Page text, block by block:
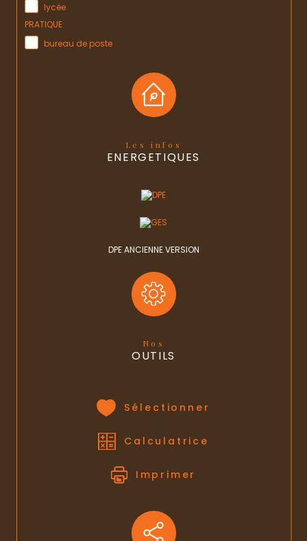
Les infos
ENERGETIQUES
DPE ANCIENNE VERSION
Nos
OUTILS
Sélectionner
Calculatrice
Imprimer
lycée
PRATIQUE
bureau de poste